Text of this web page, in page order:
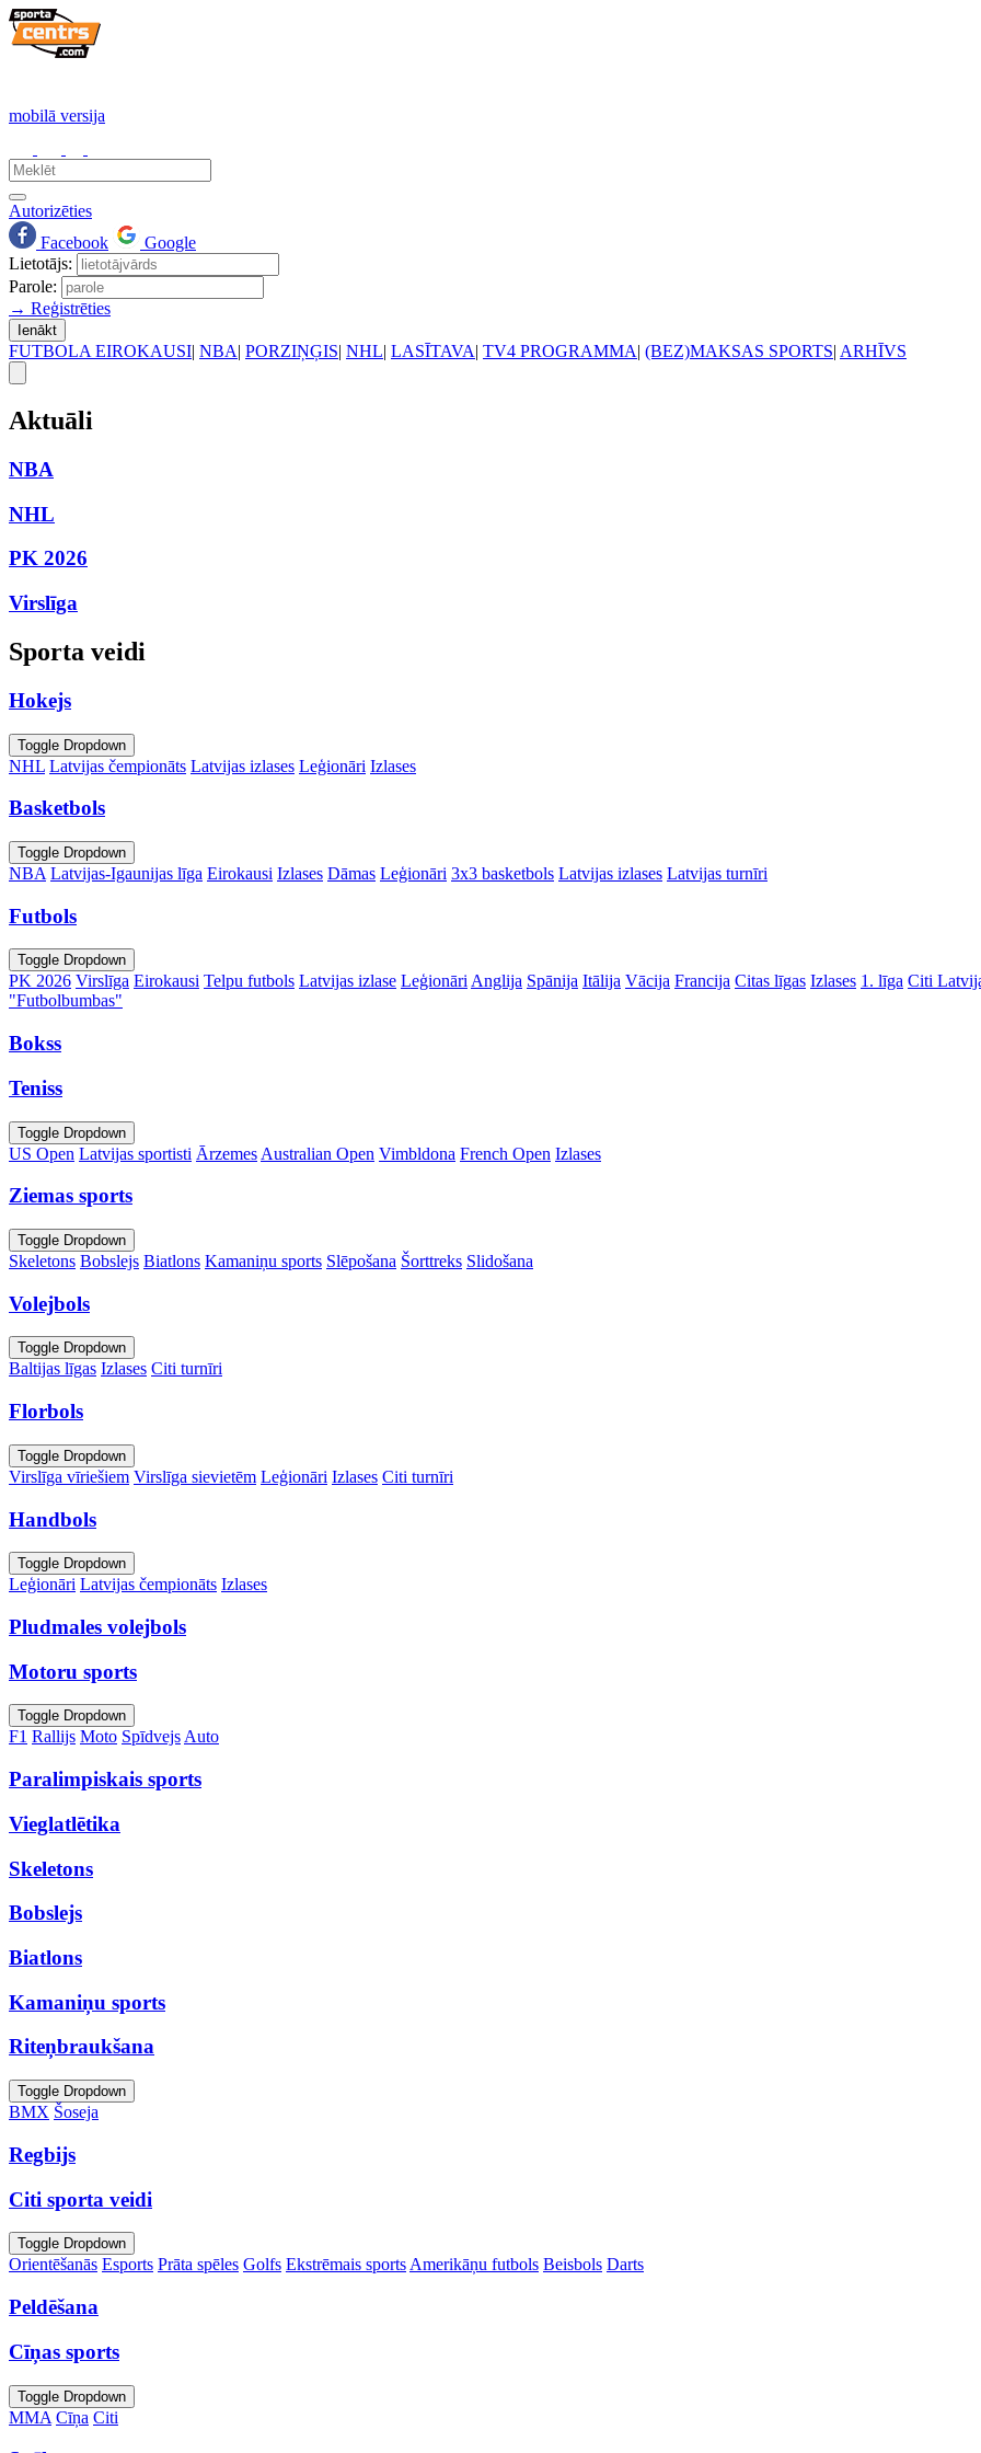
mobilā versija
Autorizēties
Facebook
Google
Lietotājs:
Parole:
→ Reģistrēties
Ienākt
FUTBOLA EIROKAUSI| NBA| PORZIŅĢIS| NHL| LASĪTAVA| TV4 PROGRAMMA| (BEZ)MAKSAS SPORTS| ARHĪVS
Aktuāli
NBA
NHL
PK 2026
Virslīga
Sporta veidi
Hokejs
Toggle Dropdown
NHL Latvijas čempionāts Latvijas izlases Leģionāri Izlases
Basketbols
Toggle Dropdown
NBA Latvijas-Igaunijas līga Eirokausi Izlases Dāmas Leģionāri 3x3 basketbols Latvijas izlases Latvijas turnīri
Futbols
Toggle Dropdown
PK 2026 Virslīga Eirokausi Telpu futbols Latvijas izlase Leģionāri Anglija Spānija Itālija Vācija Francija Citas līgas Izlases 1. līga Citi
"Futbolbumbas"
Bokss
Teniss
Toggle Dropdown
US Open Latvijas sportisti Ārzemes Australian Open Vimbldona French Open Izlases
Ziemas sports
Toggle Dropdown
Skeletons Bobslejs Biatlons Kamaniņu sports Slēpošana Šorttreks Slidošana
Volejbols
Toggle Dropdown
Baltijas līgas Izlases Citi turnīri
Florbols
Toggle Dropdown
Virslīga vīriešiem Virslīga sievietēm Leģionāri Izlases Citi turnīri
Handbols
Toggle Dropdown
Leģionāri Latvijas čempionāts Izlases
Pludmales volejbols
Motoru sports
Toggle Dropdown
F1 Rallijs Moto SpīdvejsAuto
Paralimpiskais sports
Vieglatlētika
Skeletons
Bobslejs
Biatlons
Kamaniņu sports
Riteņbraukšana
Toggle Dropdown
BMX Šoseja
Regbijs
Citi sporta veidi
Toggle Dropdown
Orientēšanās Esports Prāta spēles Golfs Ekstrēmais sports Amerikāņu futbols Beisbols Darts
Peldēšana
Cīņas sports
Toggle Dropdown
MMA Cīņa Citi